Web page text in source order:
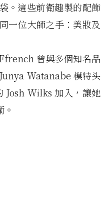
。這些前衛趣製的配飾
一位​​大師之手：美妝及
曾與多個知名品
Watanabe 模特头
Josh Wilks 加入，讓她